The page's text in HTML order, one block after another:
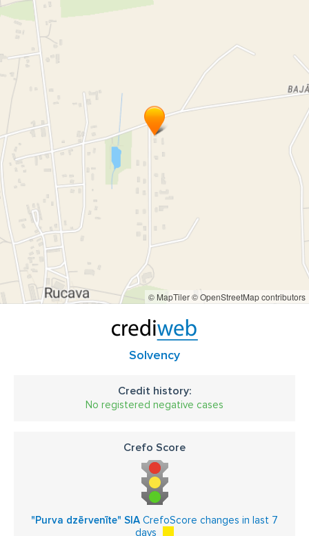
© MapTiler© OpenStreetMap contributors
Solvency
Credit history:
No registered negative cases
Crefo Score
"Purva dzērvenīte" SIA CrefoScore changes in last 7
days